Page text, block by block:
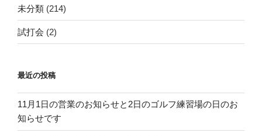
未分類 (214)
試打会 (2)
最近の投稿
11月1日の営業のお知らせと2日のゴルフ練習場の日のお
知らせです